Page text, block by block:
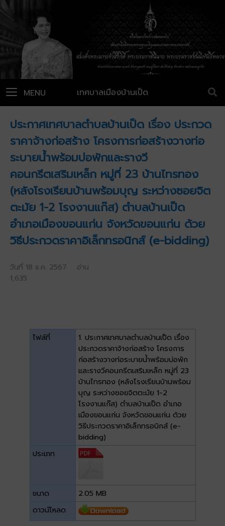
เทศบาลเมืองบ้านเป็ด
MENU
ประกาศเทศบาลตำบลบ้านเป็ด เรื่อง ประกวด
ราคาจ้างก่อสร้าง โครงการก่อสร้างวางท่อ
ระบายน้ำพร้อมบ่อพักและรางวี
คอนกรีตเสริมเหล็ก หมู่ที่ 23 บ้านไทรทอง
(หลังโรงเรียนบ้านพร้อมบุญ ระหว่างซอยจิต
ตะมัย 1-2 โรงงานแก๊ส) ตำบลบ้านเป็ด
อำเภอเมืองขอนแก่น จังหวัดขอนแก่น ด้วย
วิธีประกวดราคาอิเล็กทรอนิกส์ (e-bidding)
วันที่ 18 ธ.ค. 2567 อ่าน
1,635
ไฟล์ที่
1. ประกาศเทศบาลตำบลบ้านเป็ด เรื่อง
ประกวดราคาจ้างก่อสร้าง โครงการ
ก่อสร้างวางท่อระบายน้ำพร้อมบ่อพัก
และรางวีคอนกรีตเสริมเหล็ก หมู่ที่ 23
บ้านไทรทอง (หลังโรงเรียนบ้านพร้อม
บุญ ระหว่างซอยจิตตะมัย 1-2
โรงงานแก๊ส) ตำบลบ้านเป็ด อำเภอ
เมืองขอนแก่น จังหวัดขอนแก่น ด้วย
วิธีประกวดราคาอิเล็กทรอนิกส์ (e-
bidding)
ประเภท
ขนาด
2.05 MB
ดาวน์โหลด